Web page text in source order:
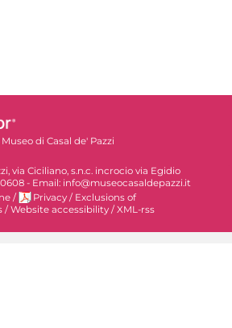
Museo di Casal de' Pazzi
via Ciciliano, s.n.c. incrocio via Egidio
- Email: info@museocasaldepazzi.it
/ Privacy / Exclusions of
/Website accessibility /XML-rss